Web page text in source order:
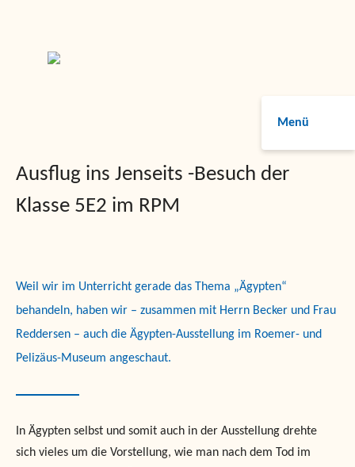
Menü
Ausflug ins Jenseits -Besuch der
Klasse 5E2 im RPM
Weil wir im Unterricht gerade das Thema „Ägypten“
behandeln, haben wir – zusammen mit Herrn Becker und Frau
Reddersen – auch die Ägypten-Ausstellung im Roemer- und
Pelizäus-Museum angeschaut.
In Ägypten selbst und somit auch in der Ausstellung drehte
sich vieles um die Vorstellung, wie man nach dem Tod im